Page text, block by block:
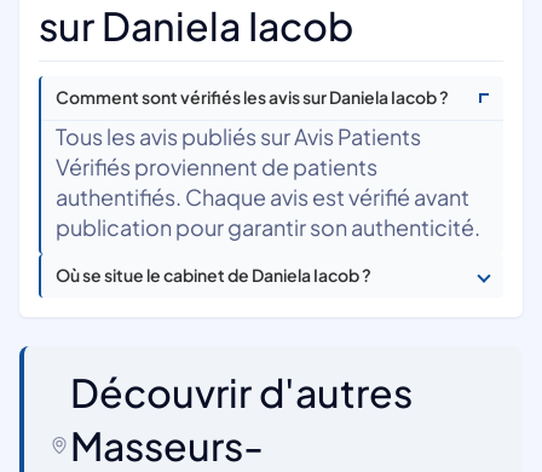
sur Daniela Iacob
Comment sont vérifiés les avis sur Daniela Iacob ?
Tous les avis publiés sur Avis Patients
Vérifiés proviennent de patients
authentifiés. Chaque avis est vérifié avant
publication pour garantir son authenticité.
Où se situe le cabinet de Daniela Iacob ?
Découvrir d'autres
Masseurs-